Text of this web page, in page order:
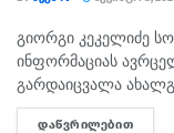
ᲛᲗᲐᲕᲐᲠᲘ
გიორგი კეკელიძე
ინფორმაციას
გარდაიცვალა
რომელიც თავისი
ᲓᲐᲬᲕᲠᲘᲚᲔᲑᲘᲗ